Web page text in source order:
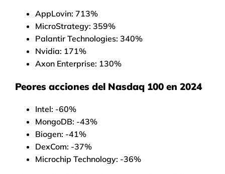
AppLovin: 713%
MicroStrategy: 359%
Palantir Technologies: 340%
Nvidia: 171%
Axon Enterprise: 130%
Peores acciones del Nasdaq 100 en 2024
Intel: -60%
MongoDB: -43%
Biogen: -41%
DexCom: -37%
Microchip Technology: -36%